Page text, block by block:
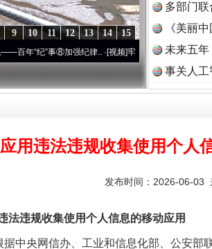
15
14
13
12
11
10
9
事⑧加强纪律..·[视频]牢记初心使命 奋进复兴征程丨“转
多部门
《美丽
未来五
事关人
用违法违规收集使用个人
发布时间：2026-06-03
违规收集使用个人信息的移动应用
央网信办、工业和信息化部、公安部